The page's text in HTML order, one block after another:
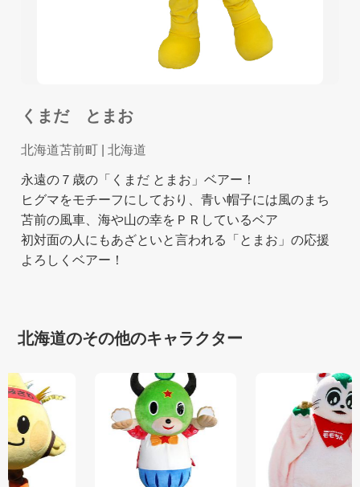
くまだ とまお
北海道苫前町 | 北海道
永遠の７歳の「くまだ とまお」ベアー！
ヒグマをモチーフにしており、青い帽子には風のまち
苫前の風車、海や山の幸をＰＲしているベア
初対面の人にもあざといと言われる「とまお」の応援
よろしくベアー！
北海道のその他のキャラクター